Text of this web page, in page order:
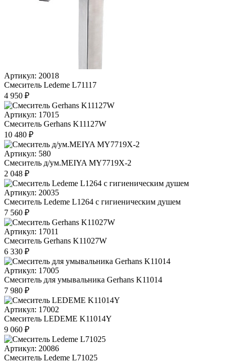
Артикул: 20018
Смеситель Ledeme L71117
4 950 ₽
Артикул: 17015
Смеситель Gerhans K11127W
10 480 ₽
Артикул: 580
Смеситель д/ум.MEIYA МY7719X-2
2 048 ₽
Артикул: 20035
Смеситель Ledeme L1264 с гигиеническим душем
7 560 ₽
Артикул: 17011
Смеситель Gerhans K11027W
6 330 ₽
Артикул: 17005
Смеситель для умывальника Gerhans K11014
7 980 ₽
Артикул: 17002
Смеситель LEDEME K11014Y
9 060 ₽
Артикул: 20086
Смеситель Ledeme L71025